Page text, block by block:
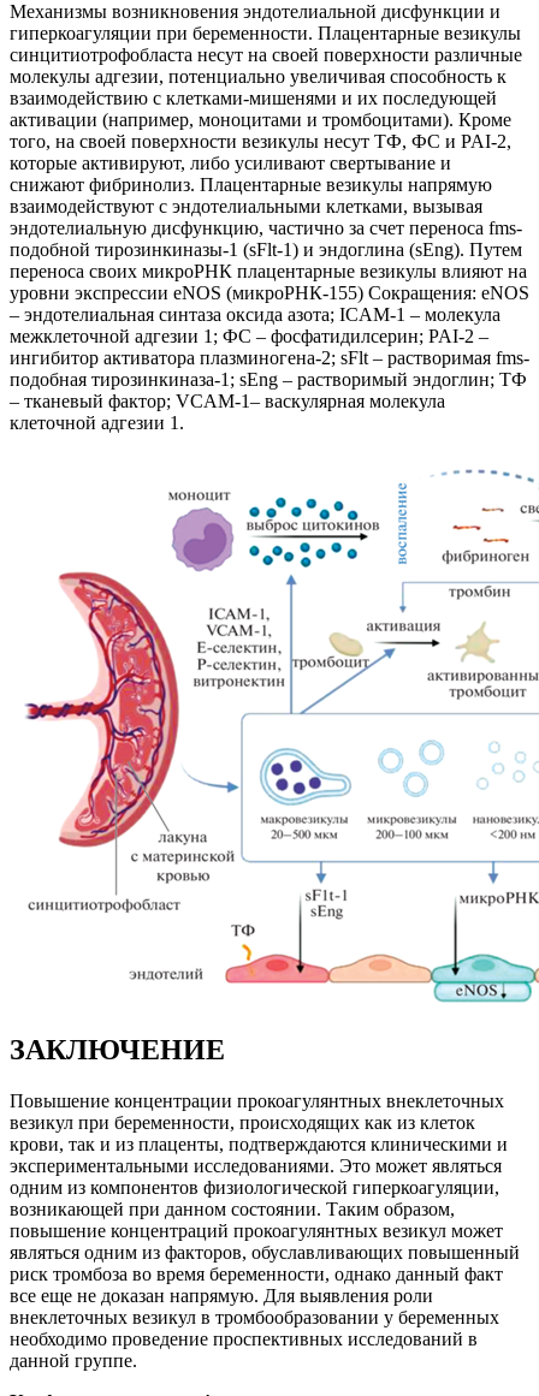
Механизмы возникновения эндотелиальной дисфункции и
гиперкоагуляции при беременности. Плацентарные везикулы
синцитиотрофобласта несут на своей поверхности различные
молекулы адгезии, потенциально увеличивая способность к
взаимодействию с клетками-мишенями и их последующей
активации (например, моноцитами и тромбоцитами). Кроме
того, на своей поверхности везикулы несут ТФ, ФС и PAI-2,
которые активируют, либо усиливают свертывание и
снижают фибринолиз. Плацентарные везикулы напрямую
взаимодействуют с эндотелиальными клетками, вызывая
эндотелиальную дисфункцию, частично за счет переноса fms-
подобной тирозинкиназы-1 (sFlt-1) и эндоглина (sEng). Путем
переноса своих микроРНК плацентарные везикулы влияют на
уровни экспрессии eNOS (микроРНК-155) Сокращения: eNOS
– эндотелиальная синтаза оксида азота; ICAM-1 – молекула
межклеточной адгезии 1; ФС – фосфатидилсерин; PAI-2 –
ингибитор активатора плазминогена-2; sFlt – растворимая fms-
подобная тирозинкиназа-1; sEng – растворимый эндоглин; ТФ
– тканевый фактор; VCAM-1– васкулярная молекула
клеточной адгезии 1.
ЗАКЛЮЧЕНИЕ
Повышение концентрации прокоагулянтных внеклеточных
везикул при беременности, происходящих как из клеток
крови, так и из плаценты, подтверждаются клиническими и
экспериментальными исследованиями. Это может являться
одним из компонентов физиологической гиперкоагуляции,
возникающей при данном состоянии. Таким образом,
повышение концентраций прокоагулянтных везикул может
являться одним из факторов, обуславливающих повышенный
риск тромбоза во время беременности, однако данный факт
все еще не доказан напрямую. Для выявления роли
внеклеточных везикул в тромбообразовании у беременных
необходимо проведение проспективных исследований в
данной группе.